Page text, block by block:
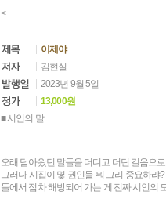
<..
이제야
김현실
2023년 9월 5일
13,000원
■ 시인의 말
오래 담아왔던 말들을 더디고 더딘 걸음으
그러나 시집이 몇 권인들 뭐 그리 중요하랴
들에서 점차 해방되어 가는 게 진짜 시인의